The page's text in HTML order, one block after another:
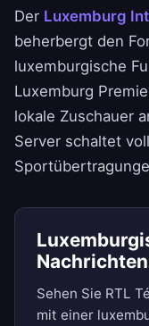
Der Luxemburg
beherbergt den
luxemburgische
Luxemburg
lokale Zuschauer
Server schaltet
Sehen Sie RTL
mit einer